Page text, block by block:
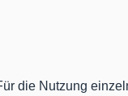
die Nutzung